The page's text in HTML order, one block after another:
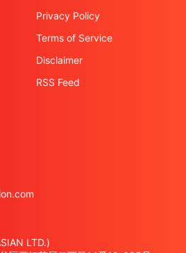
Privacy Policy
Terms of Service
Disclaimer
RSS Feed
LTD.)